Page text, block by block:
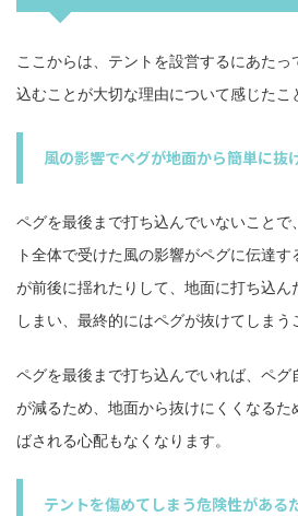
ここからは、テントを設営するにあた
込むことが大切な理由について感じたこ
風の影響でペグが地面から簡単に抜
ペグを最後まで打ち込んでいないことで
ト全体で受けた風の影響がペグに伝達
が前後に揺れたりして、地面に打ち込
しまい、最終的にはペグが抜けてしまう
ペグを最後まで打ち込んでいれば、ペグ
が減るため、地面から抜けにくくなる
ばされる心配もなくなります。
テントを傷めてしまう危険性がある